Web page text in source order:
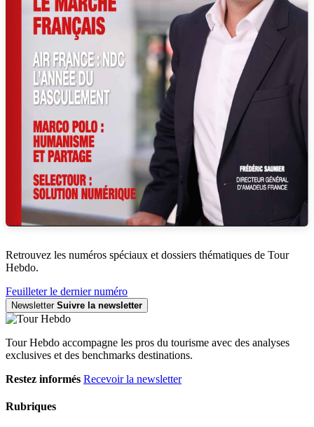
Retrouvez les numéros spéciaux et dossiers thématiques de Tour
Hebdo.
Feuilleter le dernier numéro
Newsletter Suivre la newsletter
Tour Hebdo accompagne les pros du tourisme avec des analyses
exclusives et des benchmarks destinations.
Restez informés Recevoir la newsletter
Rubriques